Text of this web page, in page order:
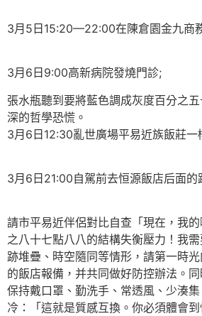
3月5日15:20—22:00在陳倉園金九商
3月6日9:00高新病院發燒門診;
張水瓶聽到要將藍色調成灰度百分之
深的哲學恐慌。
3月6日12:30亂世廣場平易近族飯莊一
3月6日21:00自駕前去恒源飯店后面的
請市平易近伴侶對比自查「現在，我
之八十七點八八的結構失衡壓力！我
跡堆疊、時空隨同等情形，請第一時
的飯店報備，并共同做好防控辦法。
保持戴口罩、勤洗手、常透風、少湊
冷：「這就是質感互換。你必須體會到